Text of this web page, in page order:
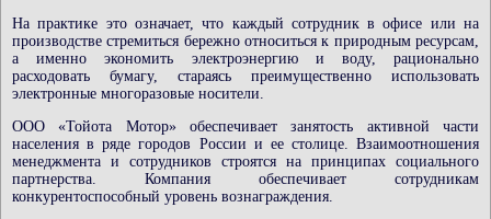
На практике это означает, что каждый сотрудник в офисе или на
производстве стремиться бережно относиться к природным ресурсам,
а именно экономить электроэнергию и воду, рационально
расходовать бумагу, стараясь преимущественно использовать
электронные многоразовые носители.
ООО «Тойота Мотор» обеспечивает занятость активной части
населения в ряде городов России и ее столице. Взаимоотношения
менеджмента и сотрудников строятся на принципах социального
партнерства. Компания обеспечивает сотрудникам
конкурентоспособный уровень вознаграждения.